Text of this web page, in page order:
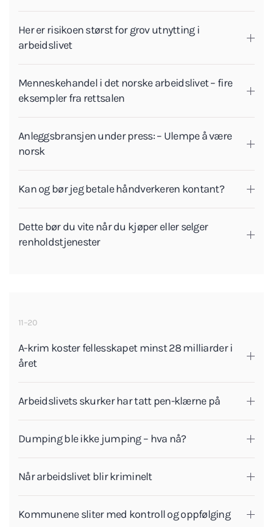
Her er risikoen størst for grov utnytting i
arbeidslivet
Menneskehandel i det norske arbeidslivet – fire
eksempler fra rettsalen
Anleggsbransjen under press: – Ulempe å være
norsk
Kan og bør jeg betale håndverkeren kontant?
Dette bør du vite når du kjøper eller selger
renholdstjenester
11–20
A-krim koster fellesskapet minst 28 milliarder i
året
Arbeidslivets skurker har tatt pen-klærne på
Dumping ble ikke jumping – hva nå?
Når arbeidslivet blir kriminelt
Kommunene sliter med kontroll og oppfølging